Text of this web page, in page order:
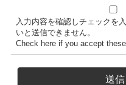
入力内容を確認しチェックを
いと送信できません。
Check here if you accept